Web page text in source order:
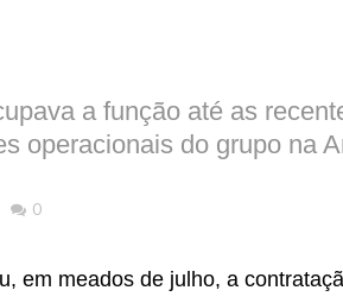
a função até as
operacionais do grupo na
0
em meados de julho, a